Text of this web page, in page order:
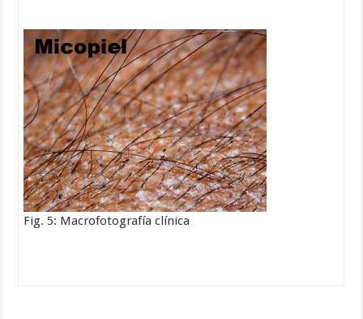
Fig. 5: Macrofotografía clínica